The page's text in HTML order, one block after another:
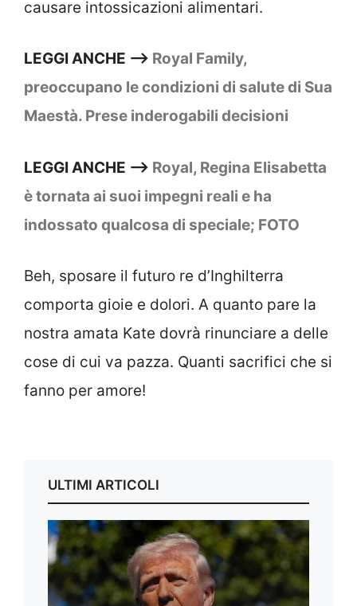
causare intossicazioni alimentari.
LEGGI ANCHE –> Royal Family,
preoccupano le condizioni di salute di Sua
Maestà. Prese inderogabili decisioni
LEGGI ANCHE –> Royal, Regina Elisabetta
è tornata ai suoi impegni reali e ha
indossato qualcosa di speciale; FOTO
Beh, sposare il futuro re d’Inghilterra
comporta gioie e dolori. A quanto pare la
nostra amata Kate dovrà rinunciare a delle
cose di cui va pazza. Quanti sacrifici che si
fanno per amore!
ULTIMI ARTICOLI